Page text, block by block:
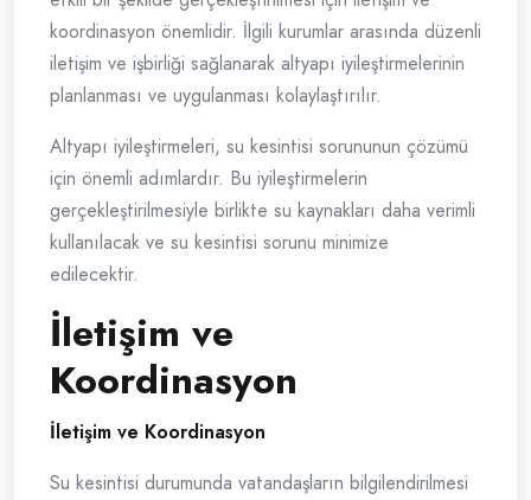
koordinasyon önemlidir. İlgili kurumlar arasında düzenli
iletişim ve işbirliği sağlanarak altyapı iyileştirmelerinin
planlanması ve uygulanması kolaylaştırılır.
Altyapı iyileştirmeleri, su kesintisi sorununun çözümü
için önemli adımlardır. Bu iyileştirmelerin
gerçekleştirilmesiyle birlikte su kaynakları daha verimli
kullanılacak ve su kesintisi sorunu minimize
edilecektir.
İletişim ve
Koordinasyon
İletişim ve Koordinasyon
Su kesintisi durumunda vatandaşların bilgilendirilmesi